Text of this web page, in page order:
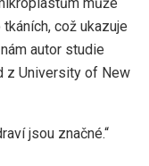
což ukazuje
autor studie
z University of New
jsou značné.“